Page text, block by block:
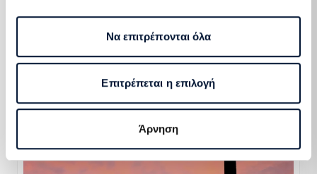
Να επιτρέπονται όλα
Επιτρέπεται η επιλογή
Άρνηση